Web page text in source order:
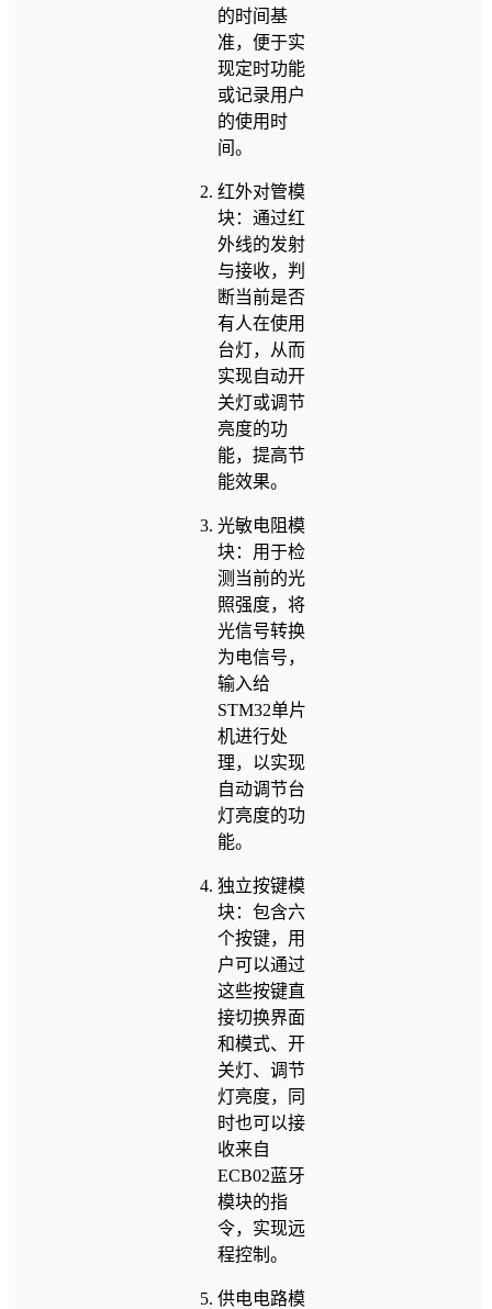
的时间基
准，便于实
现定时功能
或记录用户
的使用时
间。
红外对管模
块：通过红
外线的发射
与接收，判
断当前是否
有人在使用
台灯，从而
实现自动开
关灯或调节
亮度的功
能，提高节
能效果。
光敏电阻模
块：用于检
测当前的光
照强度，将
光信号转换
为电信号，
输入给
STM32单片
机进行处
理，以实现
自动调节台
灯亮度的功
能。
独立按键模
块：包含六
个按键，用
户可以通过
这些按键直
接切换界面
和模式、开
关灯、调节
灯亮度，同
时也可以接
收来自
ECB02蓝牙
模块的指
令，实现远
程控制。
供电电路模